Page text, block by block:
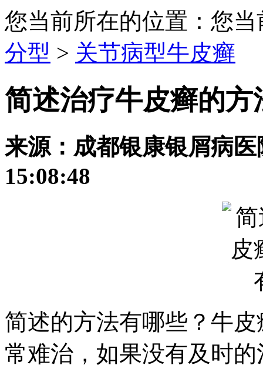
您当前所在的位置：您
分型 > 关节病型牛皮癣
简述治疗牛皮癣的方
来源：成都银康银屑病
15:08:48
简述的方法有哪些？牛
常难治，如果没有及时